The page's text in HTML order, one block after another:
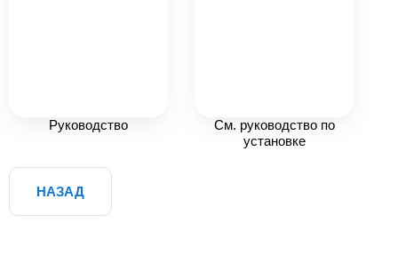
Руководство
См. руководство по
установке
НАЗАД